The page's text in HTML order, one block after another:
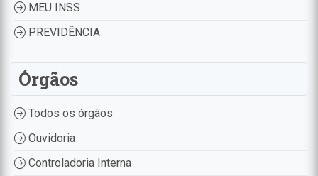
MEU INSS
PREVIDÊNCIA
Órgãos
Todos os órgãos
Ouvidoria
Controladoria Interna